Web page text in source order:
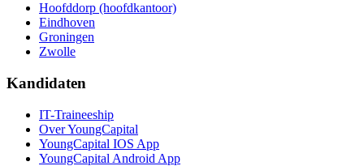
Hoofddorp (hoofdkantoor)
Eindhoven
Groningen
Zwolle
Kandidaten
IT-Traineeship
Over YoungCapital
YoungCapital IOS App
YoungCapital Android App